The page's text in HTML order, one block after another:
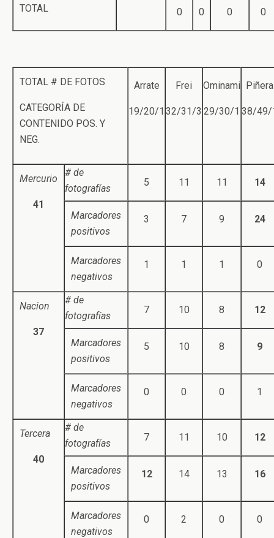
TOTAL 0 0 0 0
TOTAL # DE FOTOS
CATEGORÍA DE
CONTENIDO POS. Y
NEG.
Arrate
19/20/1
Frei
32/31/3
Ominami
29/30/1
Piñera
38/49/
Mercurio
41
# de
fotografías
5 11 11 14
Marcadores
positivos
3 7 9 24
Marcadores
negativos
1 1 1 0
Nacion
37
# de
fotografías
7 10 8 12
Marcadores
positivos
5 10 8 9
Marcadores
negativos
0 0 0 1
Tercera
40
# de
fotografías
7 11 10 12
Marcadores
positivos
12 14 13 16
Marcadores
negativos
0 2 0 0